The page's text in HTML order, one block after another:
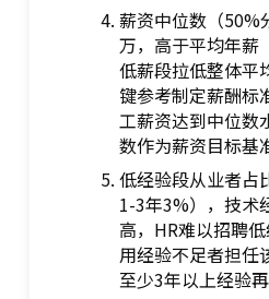
薪资中位数（50%
万，高于平均年薪
低薪段拉低整体平
键参考制定薪酬标
工薪资达到中位数
数作为薪资目标基
低经验段从业者占
1-3年3%），技术
高，HR难以招聘
用经验不足者担任
至少3年以上经验再